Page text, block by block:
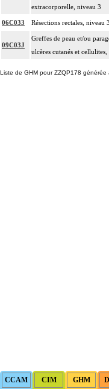
extracorporelle, niveau 3
06C033 Résections rectales, niveau 3
09C03J
Greffes de peau et/ou
ulcères cutanés et
Liste de GHM pour ZZQP178